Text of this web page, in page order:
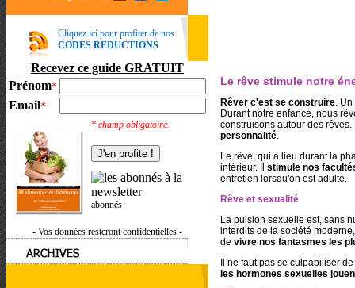
Cliquez ici pour profiter de nos
CODES REDUCTIONS
Recevez ce guide GRATUIT
Prénom*
Email*
* champ obligatoire.
abonnés
- Vos données resteront confidentielles -
Le rêve stimule notre
Rêver c'est se construire.
Durant notre enfance, nous
construisons autour des
personnalité.
Le rêve, qui a lieu durant la
intérieur. Il stimule nos
entretien lorsqu'on est adulte.
Rêve et sexualité
La pulsion sexuelle est, sans
interdits de la société
de vivre nos fantasmes les
Il ne faut pas se culpabiliser
les hormones sexuelles